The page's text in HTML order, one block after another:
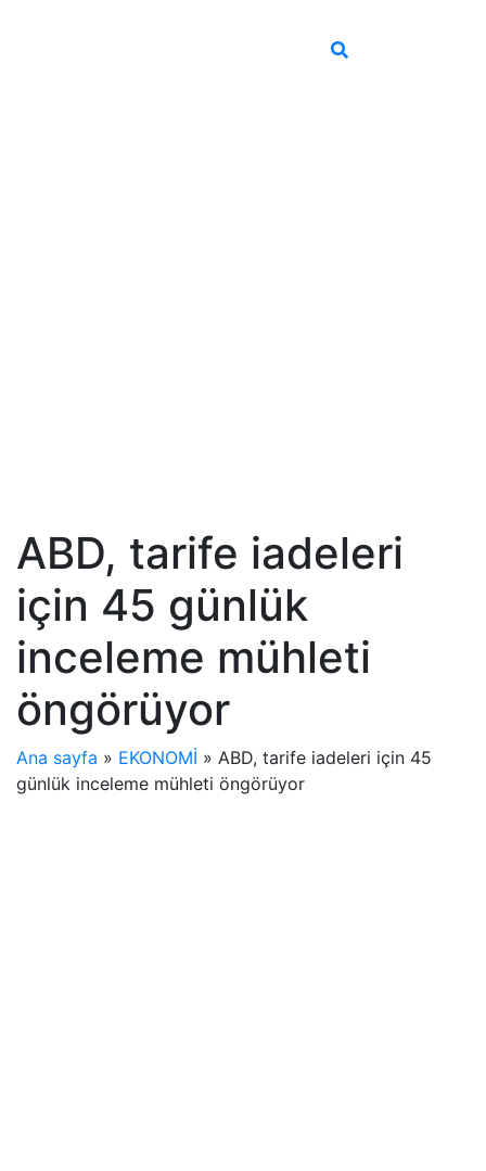
ABD, tarife iadeleri
için 45 günlük
inceleme mühleti
öngörüyor
Ana sayfa » EKONOMİ » ABD, tarife iadeleri için 45
günlük inceleme mühleti öngörüyor